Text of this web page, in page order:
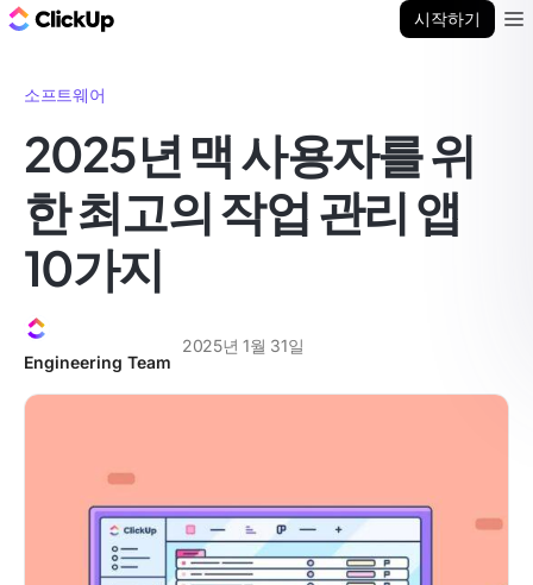
시작하기
소프트웨어
2025년 맥 사용자를 위
한 최고의 작업 관리 앱
10가지
Engineering Team
2025년 1월 31일